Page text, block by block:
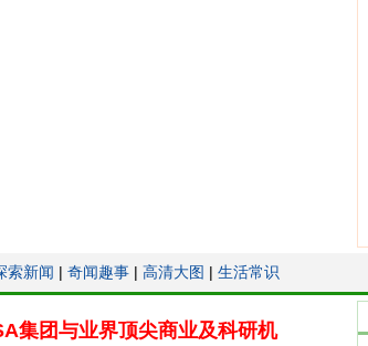
索新闻 | 奇闻趣事 | 高清大图 | 生活常识
集团与业界顶尖商业及科研机